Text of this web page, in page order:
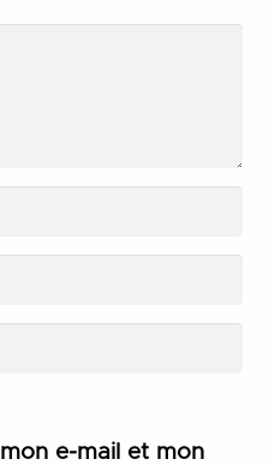
e-mail et mon